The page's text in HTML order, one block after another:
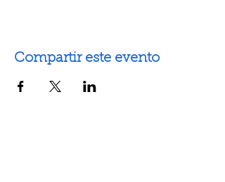
Compartir este evento